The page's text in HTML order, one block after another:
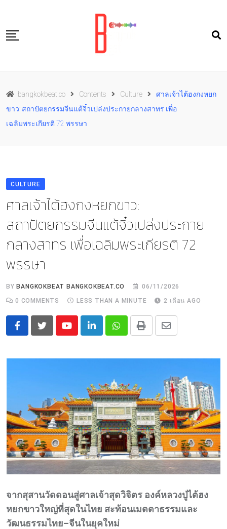
content
Food
Culture
bangkokbeat.co Contents Culture
ศาลเจ้าไต้ฮงกงหยก
ขาว: สถาปัตยกรรมจีนแต้จิ๋วเปล่งประกายกลางสาทร เพื่อ
เฉลิมพระเกียรติ 72 พรรษา
CULTURE
ศาลเจ้าไต้ฮงกงหยกขาว:
สถาปัตยกรรมจีนแต้จิ๋วเปล่งประกาย
กลางสาทร เพื่อเฉลิมพระเกียรติ 72
พรรษา
BY BANGKOKBEAT BANGKOKBEAT.CO
06/11/2026
0 COMMENTS LESS THAN A MINUTE 2 เดือน AGO
YoutubeLinkedInWhatsapp
Print
Share
Email
จากสุสานวัดดอนสู่ศาลเจ้าสุดวิจิตร องค์หลวงปู่ไต้ฮง
หยกขาวใหญ่ที่สุดในไทย สะท้อนเมตตาธรรมและ
วัฒนธรรมไทย–จีนในยุคใหม่